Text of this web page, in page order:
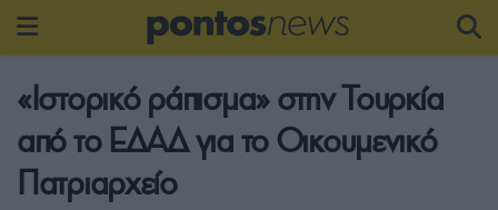
«Ιστορικό ράπισμα» στην Τουρκία
από το ΕΔΑΔ για το Οικουμενικό
Πατριαρχείο